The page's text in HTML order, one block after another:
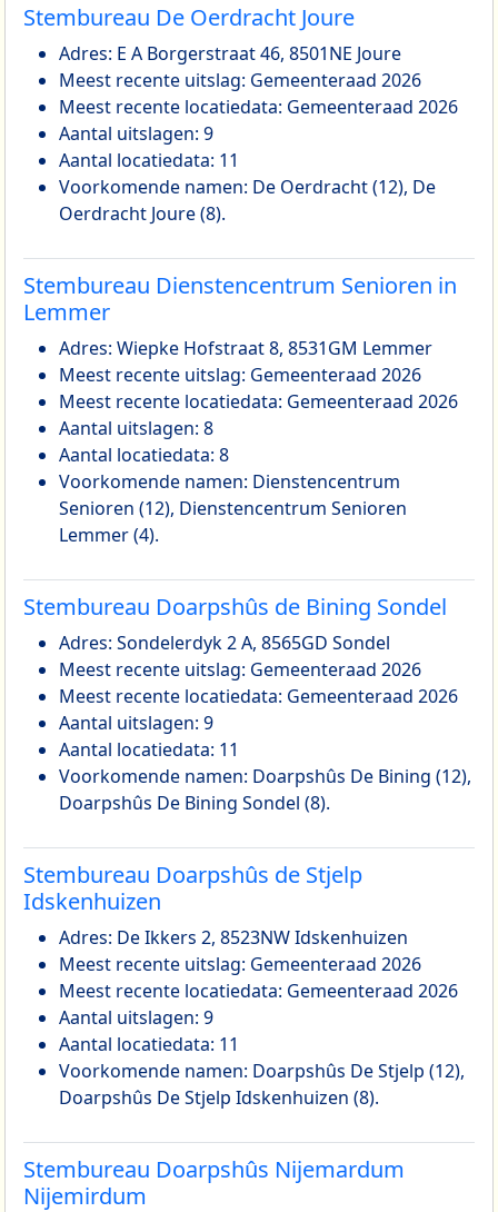
Stembureau De Oerdracht Joure
Adres: E A Borgerstraat 46, 8501NE Joure
Meest recente uitslag: Gemeenteraad 2026
Meest recente locatiedata: Gemeenteraad 2026
Aantal uitslagen: 9
Aantal locatiedata: 11
Voorkomende namen: De Oerdracht (12), De
Oerdracht Joure (8).
Stembureau Dienstencentrum Senioren in
Lemmer
Adres: Wiepke Hofstraat 8, 8531GM Lemmer
Meest recente uitslag: Gemeenteraad 2026
Meest recente locatiedata: Gemeenteraad 2026
Aantal uitslagen: 8
Aantal locatiedata: 8
Voorkomende namen: Dienstencentrum
Senioren (12), Dienstencentrum Senioren
Lemmer (4).
Stembureau Doarpshûs de Bining Sondel
Adres: Sondelerdyk 2 A, 8565GD Sondel
Meest recente uitslag: Gemeenteraad 2026
Meest recente locatiedata: Gemeenteraad 2026
Aantal uitslagen: 9
Aantal locatiedata: 11
Voorkomende namen: Doarpshûs De Bining (12),
Doarpshûs De Bining Sondel (8).
Stembureau Doarpshûs de Stjelp
Idskenhuizen
Adres: De Ikkers 2, 8523NW Idskenhuizen
Meest recente uitslag: Gemeenteraad 2026
Meest recente locatiedata: Gemeenteraad 2026
Aantal uitslagen: 9
Aantal locatiedata: 11
Voorkomende namen: Doarpshûs De Stjelp (12),
Doarpshûs De Stjelp Idskenhuizen (8).
Stembureau Doarpshûs Nijemardum
Nijemirdum